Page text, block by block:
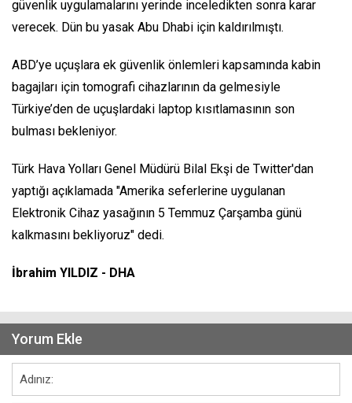
güvenlik uygulamalarını yerinde inceledikten sonra karar
verecek. Dün bu yasak Abu Dhabi için kaldırılmıştı.
ABD’ye uçuşlara ek güvenlik önlemleri kapsamında kabin
bagajları için tomografi cihazlarının da gelmesiyle
Türkiye’den de uçuşlardaki laptop kısıtlamasının son
bulması bekleniyor.
Türk Hava Yolları Genel Müdürü Bilal Ekşi de Twitter'dan
yaptığı açıklamada "Amerika seferlerine uygulanan
Elektronik Cihaz yasağının 5 Temmuz Çarşamba günü
kalkmasını bekliyoruz" dedi.
İbrahim YILDIZ - DHA
Yorum Ekle